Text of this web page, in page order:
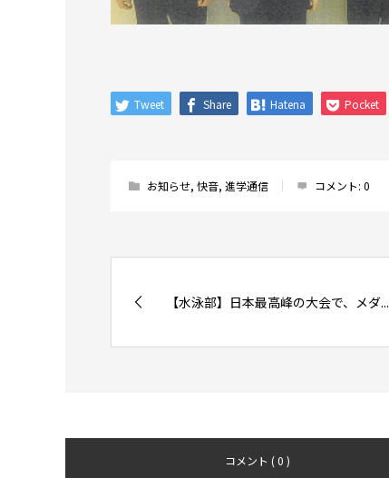
Tweet Share Hatena Pocket
お知らせ, 快音, 進学通信 コメント: 0
【水泳部】日本最高峰の大会で、メダ...
コメント ( 0 )